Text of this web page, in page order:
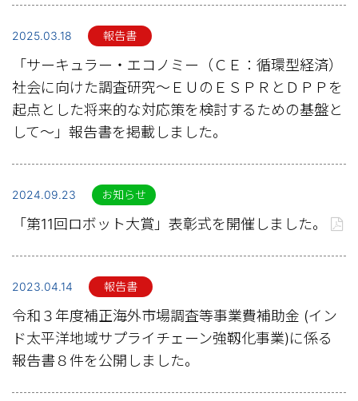
2025.03.18 報告書
「サーキュラー・エコノミー（ＣＥ：循環型経済）
社会に向けた調査研究～ＥＵのＥＳＰＲとＤＰＰを
起点とした将来的な対応策を検討するための基盤と
して～」報告書を掲載しました。
2024.09.23 お知らせ
「第11回ロボット大賞」表彰式を開催しました。
2023.04.14 報告書
令和３年度補正海外市場調査等事業費補助金 (イン
ド太平洋地域サプライチェーン強靱化事業)に係る
報告書８件を公開しました。